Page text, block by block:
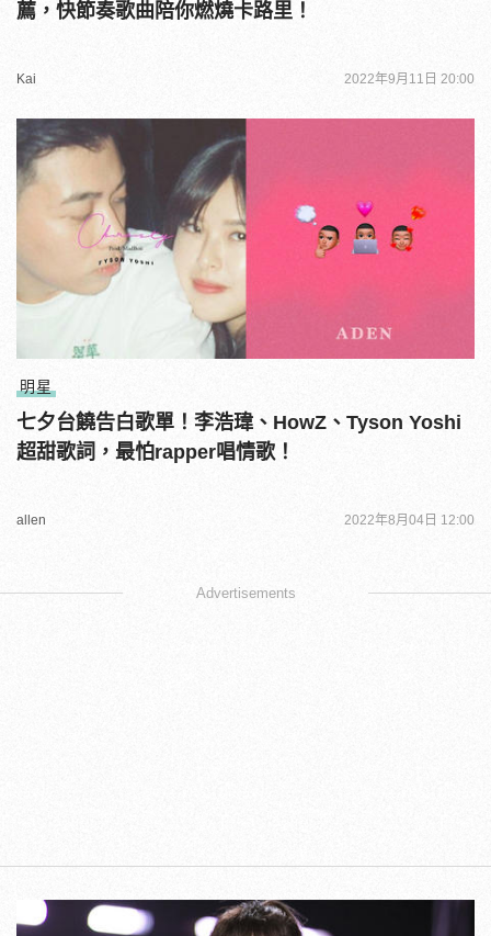
薦，快節奏歌曲陪你燃燒卡路里！
Kai 2022年9月11日 20:00
明星
七夕台饒告白歌單！李浩瑋、HowZ、Tyson Yoshi
超甜歌詞，最怕rapper唱情歌！
allen 2022年8月04日 12:00
Advertisements